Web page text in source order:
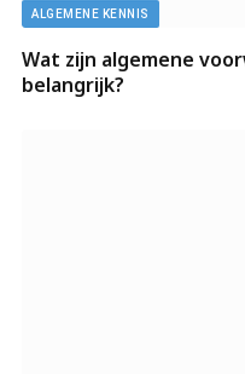
ALGEMENE KENNIS
Wat zijn algemene
belangrijk?